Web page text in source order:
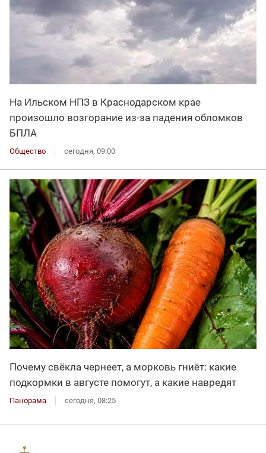
На Ильском НПЗ в Краснодарском крае
произошло возгорание из-за падения обломков
БПЛА
Общество сегодня, 09:00
Почему свёкла чернеет, а морковь гниёт: какие
подкормки в августе помогут, а какие навредят
Панорама сегодня, 08:25